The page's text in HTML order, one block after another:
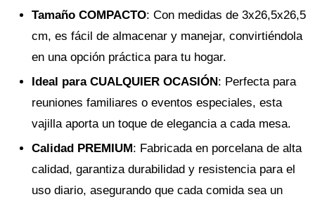
Tamaño COMPACTO: Con medidas de 3x26,5x26,5
cm, es fácil de almacenar y manejar, convirtiéndola
en una opción práctica para tu hogar.
Ideal para CUALQUIER OCASIÓN: Perfecta para
reuniones familiares o eventos especiales, esta
vajilla aporta un toque de elegancia a cada mesa.
Calidad PREMIUM: Fabricada en porcelana de alta
calidad, garantiza durabilidad y resistencia para el
uso diario, asegurando que cada comida sea un